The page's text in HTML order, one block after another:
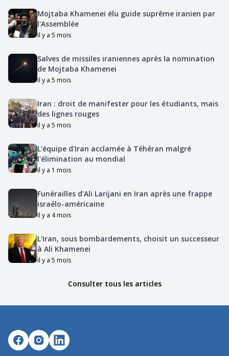
Mojtaba Khamenei élu guide suprême iranien par
l'Assemblée
il y a 5 mois
Salves de missiles iraniennes après la nomination
de Mojtaba Khamenei
il y a 5 mois
Iran : droit de manifester pour les étudiants, mais
des lignes rouges
il y a 5 mois
L'équipe d'Iran acclamée à Téhéran malgré
l'élimination au mondial
il y a 1 mois
Funérailles d'Ali Larijani en Iran après une frappe
israélo-américaine
il y a 4 mois
L'Iran, sous bombardements, choisit un successeur
à Ali Khamenei
il y a 5 mois
Consulter tous les articles